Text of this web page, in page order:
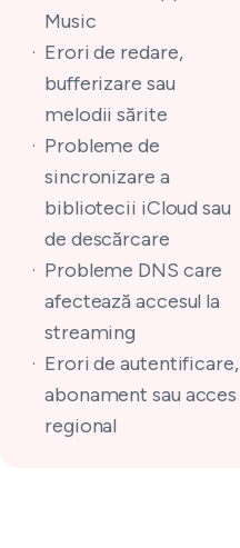
Music
Erori de redare,
bufferizare sau
melodii sărite
Probleme de
sincronizare a
bibliotecii iCloud sau
de descărcare
Probleme DNS care
afectează accesul la
streaming
Erori de autentificare,
abonament sau acces
regional